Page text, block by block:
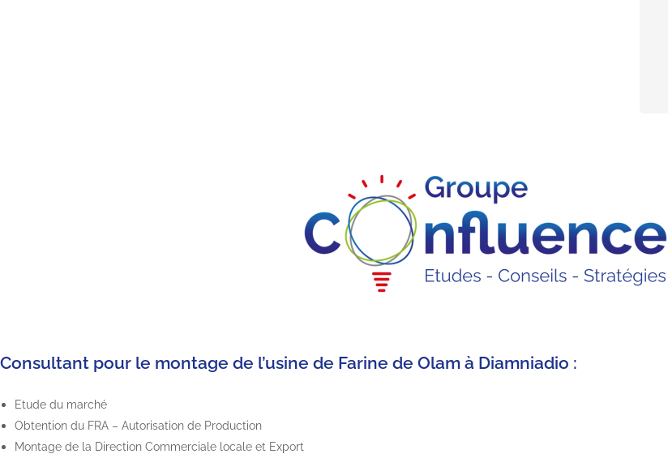
Consultant pour le montage de l’usine de Farine de Olam à Diamniadio :
Etude du marché
Obtention du FRA – Autorisation de Production
Montage de la Direction Commerciale locale et Export